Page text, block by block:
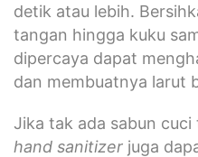
detik atau lebih.
tangan hingga kuku
dipercaya dapat
dan membuatnya larut
Jika tak ada sabun
hand sanitizer juga